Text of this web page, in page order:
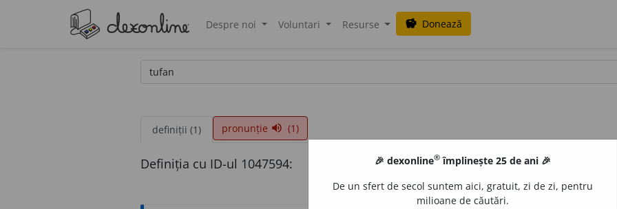
Despre noi Voluntari Resurse savings Donează
definiții (1) pronunție volume_up (1)
Definiția cu ID-ul 1047594: 🎉 dexonline® împlinește 25 de ani 🎉
De un sfert de secol suntem aici, gratuit, zi de zi, pentru
milioane de căutări.